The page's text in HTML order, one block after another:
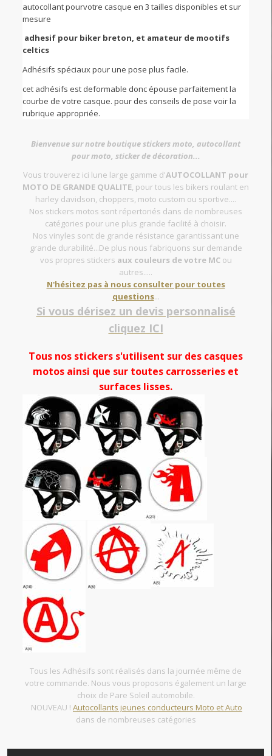
autocollant pourvotre casque en 3 tailles disponibles et sur
mesure
adhesif pour biker breton, et amateur de mootifs
celtics
Adhésifs spéciaux pour une pose plus facile.
cet adhésifs est deformable donc épouse parfaitement la
courbe de votre casque. pour des conseils de pose voir la
rubrique appropriée.
Bienvenue sur notre boutique stickers moto, autocollant
pour moto, sticker de décoration...
Vous trouverez ici lune large gamme d'AUTOCOLLANT pour
MOTO DE GRANDE QUALITE, pour tous les bikers roulant en
harley davidson, choppers, moto custom ou sportive....
Nos stickers motos sont répertoriés dans de nombreuses
catégories pour une plus grande facilité à choisir.
Nos vinyles sont de grande résistance garantissant une
grande durabilité...De plus nous fabriquons sur demande
vos propres stickers aux couleurs de votre MCou
autres.....
N'hésitez pas à nous consulter pour toutes
questions...
Si vous dérisez un devis personnalisé
cliquez ICI
Tous nos stickers s'utilisent sur des casques
motos ainsi que sur toutes carrosseries et
surfaces lisses.
Tous les Adhésifs sont réalisés dans la journée même de
votre commande. Nous vous proposons également un large
choix de Pare Soleil automobile.
NOUVEAU ! Autocollants jeunes conducteurs Moto et Auto
dans de nombreuses catégories